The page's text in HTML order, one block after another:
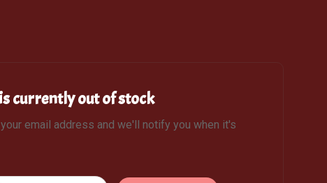
currently out of stock
email address and we'll notify you when it's